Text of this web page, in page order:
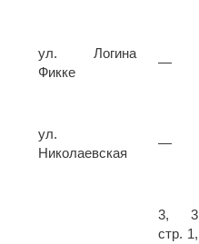
ул. Логина
Фикке
—
ул.
Николаевская
—
3, 3
стр. 1,